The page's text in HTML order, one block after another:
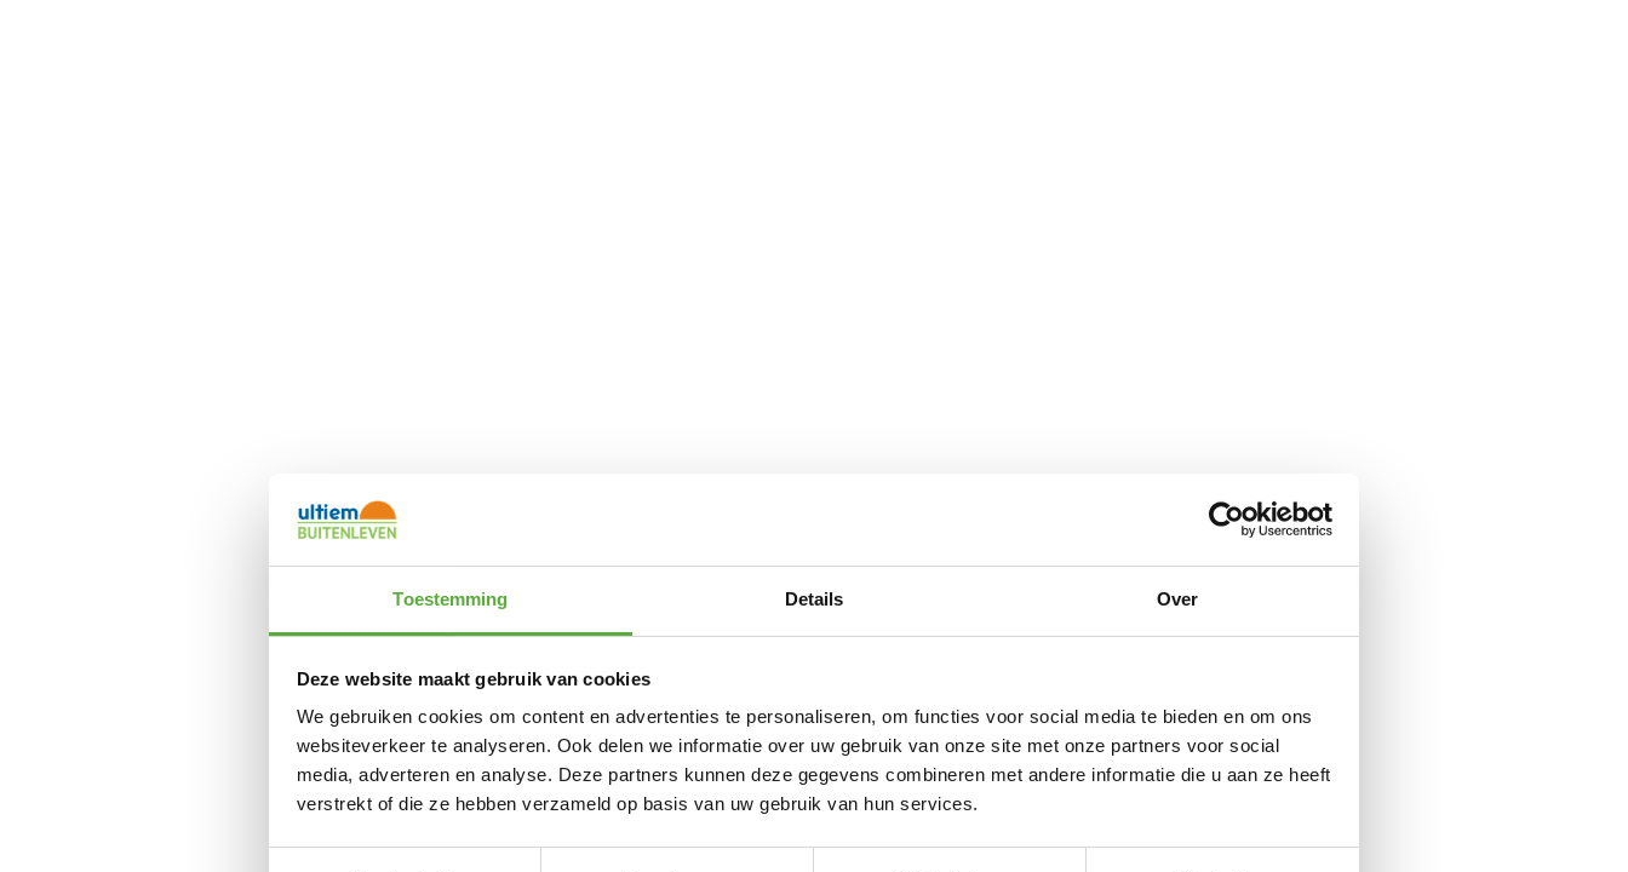
Toestemming Details Over
Deze website maakt gebruik van cookies
We gebruiken cookies om content en advertenties te personaliseren, om functies voor social media te bieden en om ons
websiteverkeer te analyseren. Ook delen we informatie over uw gebruik van onze site met onze partners voor social
media, adverteren en analyse. Deze partners kunnen deze gegevens combineren met andere informatie die u aan ze heeft
verstrekt of die ze hebben verzameld op basis van uw gebruik van hun services.